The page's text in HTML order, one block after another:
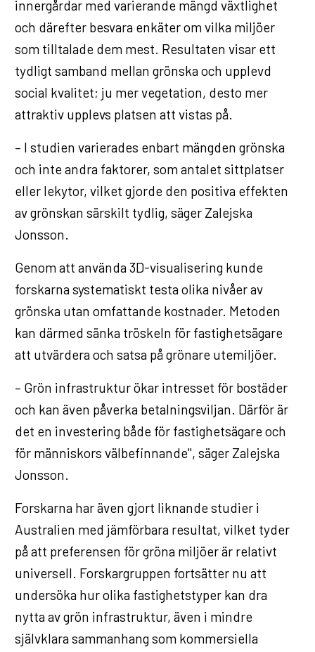
innergårdar med varierande mängd växtlighet
och därefter besvara enkäter om vilka miljöer
som tilltalade dem mest. Resultaten visar ett
tydligt samband mellan grönska och upplevd
social kvalitet; ju mer vegetation, desto mer
attraktiv upplevs platsen att vistas på.
– I studien varierades enbart mängden grönska
och inte andra faktorer, som antalet sittplatser
eller lekytor, vilket gjorde den positiva effekten
av grönskan särskilt tydlig, säger Zalejska
Jonsson.
Genom att använda 3D-visualisering kunde
forskarna systematiskt testa olika nivåer av
grönska utan omfattande kostnader. Metoden
kan därmed sänka tröskeln för fastighetsägare
att utvärdera och satsa på grönare utemiljöer.
– Grön infrastruktur ökar intresset för bostäder
och kan även påverka betalningsviljan. Därför är
det en investering både för fastighetsägare och
för människors välbefinnande", säger Zalejska
Jonsson.
Forskarna har även gjort liknande studier i
Australien med jämförbara resultat, vilket tyder
på att preferensen för gröna miljöer är relativt
universell. Forskargruppen fortsätter nu att
undersöka hur olika fastighetstyper kan dra
nytta av grön infrastruktur, även i mindre
självklara sammanhang som kommersiella